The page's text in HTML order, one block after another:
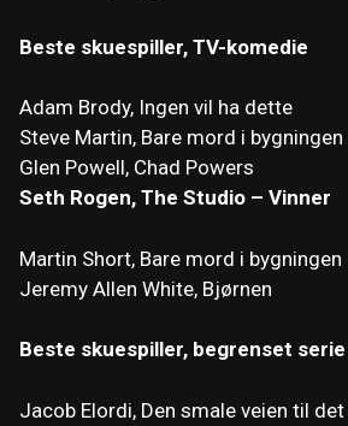
Beste skuespiller, TV-komedie
Adam Brody, Ingen vil ha dette
Steve Martin, Bare mord i bygningen
Glen Powell, Chad Powers
Seth Rogen, The Studio – Vinner
Martin Short, Bare mord i bygningen
Jeremy Allen White, Bjørnen
Beste skuespiller, begrenset serie
Jacob Elordi, Den smale veien til